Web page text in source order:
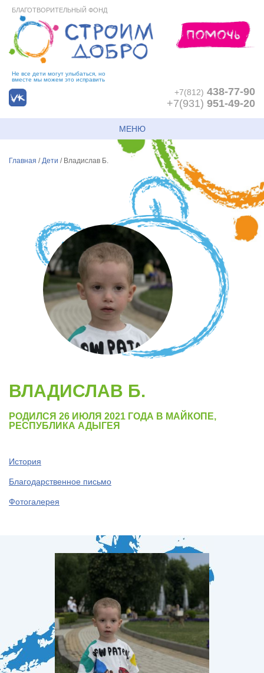
БЛАГОТВОРИТЕЛЬНЫЙ ФОНД
Не все дети могут улыбаться, но
вместе мы можем это исправить
+7(812) 438-77-90
+7(931) 951-49-20
МЕНЮ
Главная /Дети / Владислав Б.
ВЛАДИСЛАВ Б.
РОДИЛСЯ 26 ИЮЛЯ 2021 ГОДА В МАЙКОПЕ,
РЕСПУБЛИКА АДЫГЕЯ
История
Благодарственное письмо
Фотогалерея